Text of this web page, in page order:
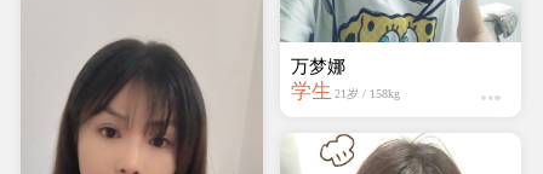
点点
设计师20岁 / 159kg